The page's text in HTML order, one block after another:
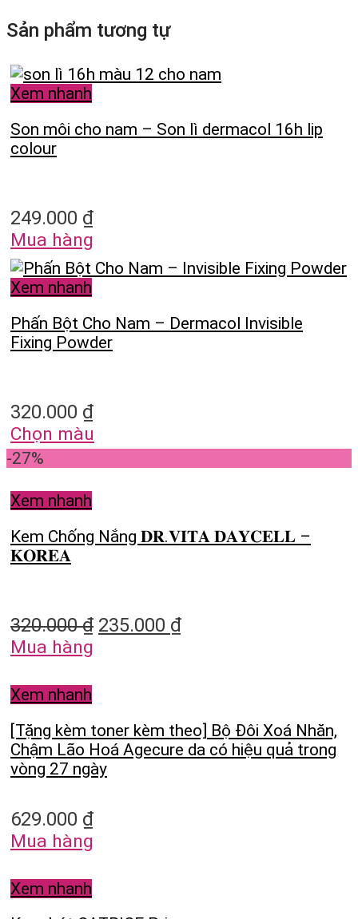
Sản phẩm tương tự
Xem nhanh
Son môi cho nam – Son lì dermacol 16h lip
colour
249.000 ₫
Mua hàng
Xem nhanh
Phấn Bột Cho Nam – Dermacol Invisible
Fixing Powder
320.000 ₫
Chọn màu
-27%
Xem nhanh
Kem Chống Nắng 𝐃𝐑.𝐕𝐈𝐓𝐀 𝐃𝐀𝐘𝐂𝐄𝐋𝐋 –
𝐊𝐎𝐑𝐄𝐀
320.000₫ 235.000 ₫
Mua hàng
Xem nhanh
[Tặng kèm toner kèm theo] Bộ Đôi Xoá Nhăn,
Chậm Lão Hoá Agecure da có hiệu quả trong
vòng 27 ngày
629.000 ₫
Mua hàng
Xem nhanh